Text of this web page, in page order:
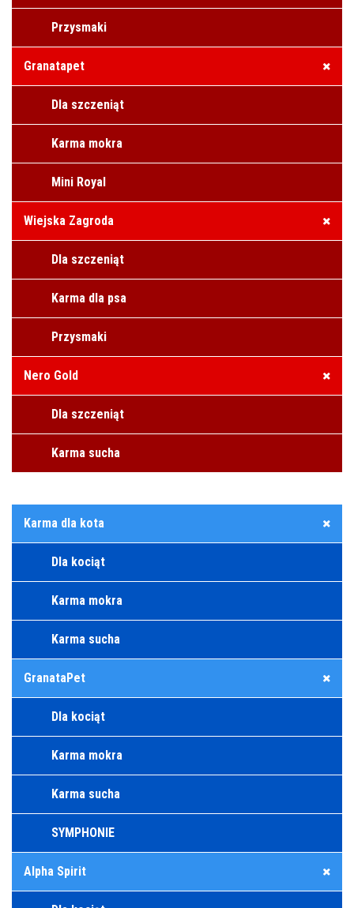
Przysmaki
Granatapet
Dla szczeniąt
Karma mokra
Mini Royal
Wiejska Zagroda
Dla szczeniąt
Karma dla psa
Przysmaki
Nero Gold
Dla szczeniąt
Karma sucha
Karma dla kota
Dla kociąt
Karma mokra
Karma sucha
GranataPet
Dla kociąt
Karma mokra
Karma sucha
SYMPHONIE
Alpha Spirit